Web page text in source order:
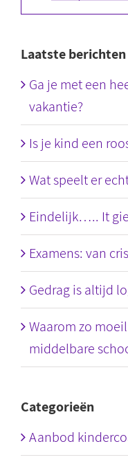
Laatste berichten
Ga je met een
vakantie?
Is je kind een
Wat speelt er
Eindelijk….. It
Examens: van
Gedrag is altijd
Waarom zo
middelbare
Categorieën
Aanbod